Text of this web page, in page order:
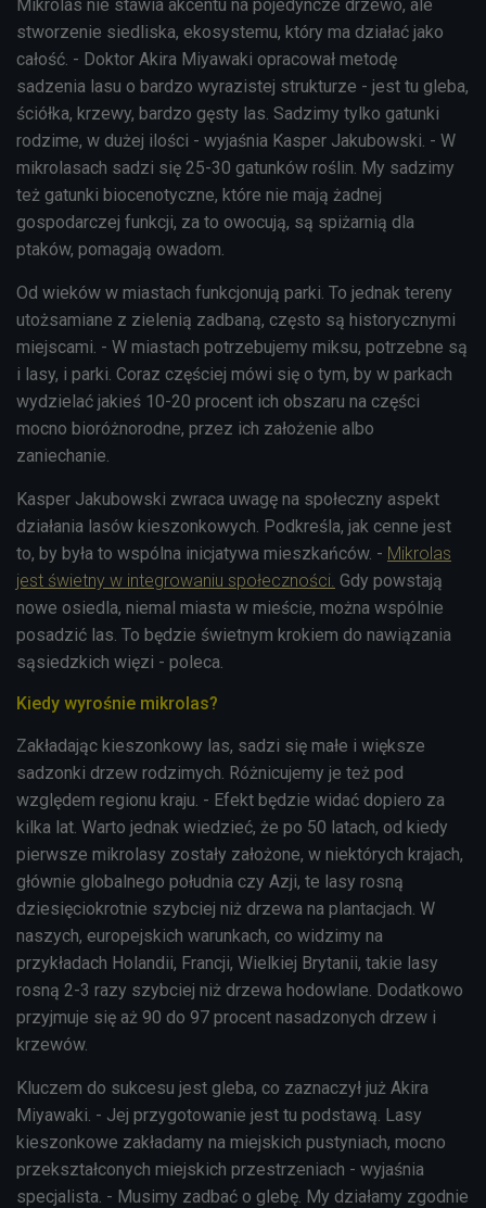
Mikrolas nie stawia akcentu na pojedyncze drzewo, ale
stworzenie siedliska, ekosystemu, który ma działać jako
całość. - Doktor Akira Miyawaki opracował metodę
sadzenia lasu o bardzo wyrazistej strukturze - jest tu gleba,
ściółka, krzewy, bardzo gęsty las. Sadzimy tylko gatunki
rodzime, w dużej ilości - wyjaśnia Kasper Jakubowski. - W
mikrolasach sadzi się 25-30 gatunków roślin. My sadzimy
też gatunki biocenotyczne, które nie mają żadnej
gospodarczej funkcji, za to owocują, są spiżarnią dla
ptaków, pomagają owadom.
Od wieków w miastach funkcjonują parki. To jednak tereny
utożsamiane z zielenią zadbaną, często są historycznymi
miejscami. - W miastach potrzebujemy miksu, potrzebne są
i lasy, i parki. Coraz częściej mówi się o tym, by w parkach
wydzielać jakieś 10-20 procent ich obszaru na części
mocno bioróżnorodne, przez ich założenie albo
zaniechanie.
Kasper Jakubowski zwraca uwagę na społeczny aspekt
działania lasów kieszonkowych. Podkreśla, jak cenne jest
to, by była to wspólna inicjatywa mieszkańców. - Mikrolas
jest świetny w integrowaniu społeczności. Gdy powstają
nowe osiedla, niemal miasta w mieście, można wspólnie
posadzić las. To będzie świetnym krokiem do nawiązania
sąsiedzkich więzi - poleca.
Kiedy wyrośnie mikrolas?
Zakładając kieszonkowy las, sadzi się małe i większe
sadzonki drzew rodzimych. Różnicujemy je też pod
względem regionu kraju. - Efekt będzie widać dopiero za
kilka lat. Warto jednak wiedzieć, że po 50 latach, od kiedy
pierwsze mikrolasy zostały założone, w niektórych krajach,
głównie globalnego południa czy Azji, te lasy rosną
dziesięciokrotnie szybciej niż drzewa na plantacjach. W
naszych, europejskich warunkach, co widzimy na
przykładach Holandii, Francji, Wielkiej Brytanii, takie lasy
rosną 2-3 razy szybciej niż drzewa hodowlane. Dodatkowo
przyjmuje się aż 90 do 97 procent nasadzonych drzew i
krzewów.
Kluczem do sukcesu jest gleba, co zaznaczył już Akira
Miyawaki. - Jej przygotowanie jest tu podstawą. Lasy
kieszonkowe zakładamy na miejskich pustyniach, mocno
przekształconych miejskich przestrzeniach - wyjaśnia
specjalista. - Musimy zadbać o glebę. My działamy zgodnie